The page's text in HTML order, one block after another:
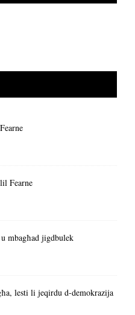
Fearne
mbagħad jigdbulek
lesti li jeqirdu d-demokrazija